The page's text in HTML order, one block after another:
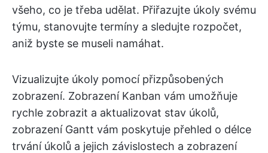
všeho, co je třeba udělat. Přiřazujte úkoly svému
týmu, stanovujte termíny a sledujte rozpočet,
aniž byste se museli namáhat.
Vizualizujte úkoly pomocí přizpůsobených
zobrazení. Zobrazení Kanban vám umožňuje
rychle zobrazit a aktualizovat stav úkolů,
zobrazení Gantt vám poskytuje přehled o délce
trvání úkolů a jejich závislostech a zobrazení